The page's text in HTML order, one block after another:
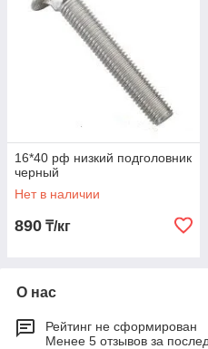
16*40 рф низкий подголовник
черный
Нет в наличии
890 ₸/кг
О нас
Рейтинг не сформирован
Менее 5 отзывов за